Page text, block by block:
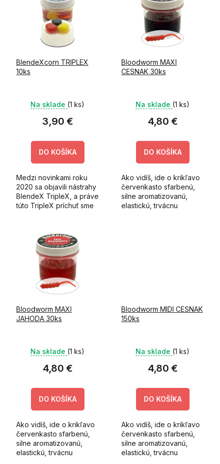
BlendeXcorn TRIPLEX
10ks
Na sklade (1 ks)
3,90 €
DO KOŠÍKA
Medzi novinkami roku
2020 sa objavili nástrahy
BlendeX TripleX, a práve
túto TripleX príchuť sme
balení nájdete čierne,
žlté a...
Bloodworm MAXI
CESNAK 30ks
Na sklade (1 ks)
4,80 €
DO KOŠÍKA
Ako vidíš, ide o krikľavo
červenkasto sfarbenú,
silne aromatizovanú,
elastickú, trvácnu
Bloodworm MAXI
JAHODA 30ks
Na sklade (1 ks)
4,80 €
DO KOŠÍKA
Ako vidíš, ide o krikľavo
červenkasto sfarbenú,
silne aromatizovanú,
elastickú, trvácnu
Bloodworm MIDI CESNAK
150ks
Na sklade (1 ks)
4,80 €
DO KOŠÍKA
Ako vidíš, ide o krikľavo
červenkasto sfarbenú,
silne aromatizovanú,
elastickú, trvácnu